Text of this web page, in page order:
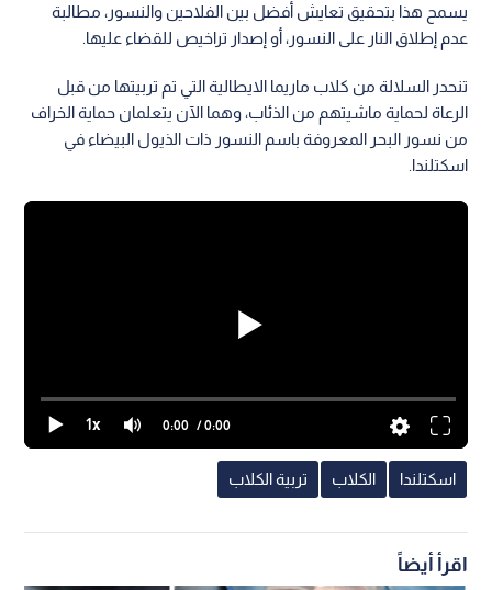
يسمح هذا بتحقيق تعايش أفضل بين الفلاحين والنسور، مطالبة
عدم إطلاق النار على النسور، أو إصدار تراخيص للقضاء عليها.
تنحدر السلالة من كلاب ماريما الايطالية التي تم تربيتها من قبل
الرعاة لحماية ماشيتهم من الذئاب، وهما الآن يتعلمان حماية الخراف
من نسور البحر المعروفة باسم النسور ذات الذيول البيضاء في
اسكتلندا.
1x 0:00 / 0:00
اسكتلندا الكلاب تربية الكلاب
اقرأ أيضاً